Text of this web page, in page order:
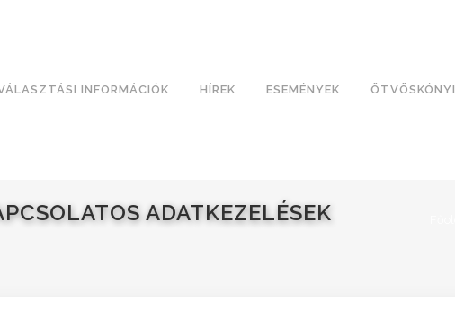
INFORMÁCIÓK HÍREK ESEMÉNYEK ÖTVÖSKÓNYI
ADATKEZELÉSEK